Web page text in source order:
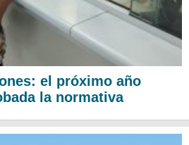
el próximo año
la normativa